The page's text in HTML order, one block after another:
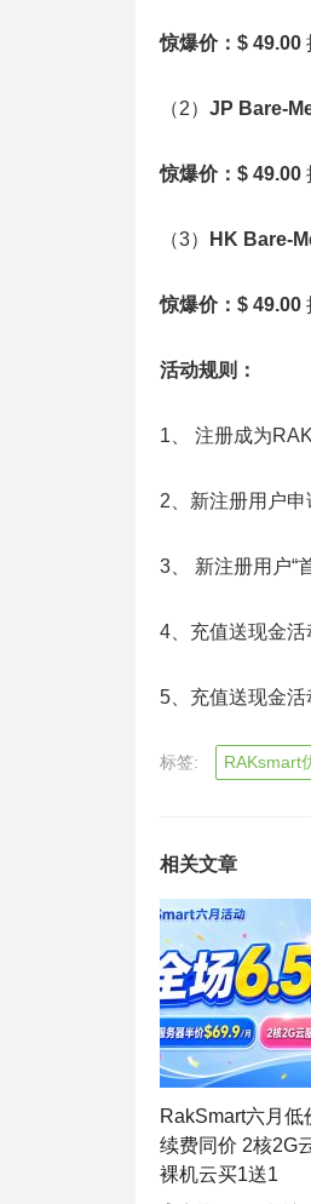
惊爆价：$ 49.00
（2） JP Bare-
惊爆价：$ 49.00
（3） HK Bare-
惊爆价：$ 49.00
活动规则：
1、 注册成为
2、新注册用户
3、 新注册用户“
4、充值送现金活
5、充值送现金活
标签: RAKsmart
相关文章
RakSmart六月
续费同价 2核2G
裸机云买1送1